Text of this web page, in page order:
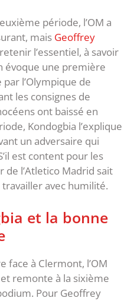
période, l’OM a
mais Geoffrey
l’essentiel, à savoir
évoque une première
l’Olympique de
les consignes de
ont baissé en
Kondogbia l’explique
un adversaire qui
est content pour les
de l’Atletico Madrid sait
avec humilité.
et la bonne
face à Clermont, l’OM
remonte à la sixième
Pour Geoffrey